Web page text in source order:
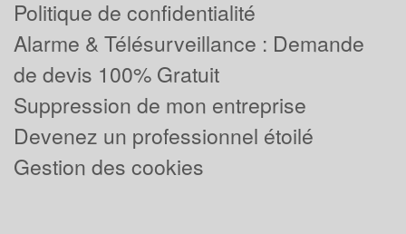
Politique de confidentialité
Alarme & Télésurveillance : Demande
de devis 100% Gratuit
Suppression de mon entreprise
Devenez un professionnel étoilé
Gestion des cookies